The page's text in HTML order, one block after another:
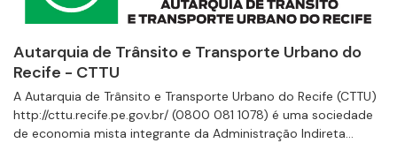
Autarquia de Trânsito e Transporte Urbano do
Recife - CTTU
A Autarquia de Trânsito e Transporte Urbano do Recife (CTTU)
http://cttu.recife.pe.gov.br/ (0800 081 1078) é uma sociedade
de economia mista integrante da Administração Indireta...